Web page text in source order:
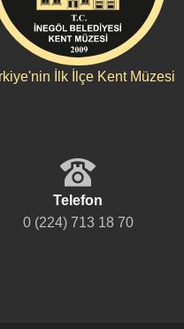
İlk İlçe Kent Müzesi
Telefon
0 (224) 713 18 70